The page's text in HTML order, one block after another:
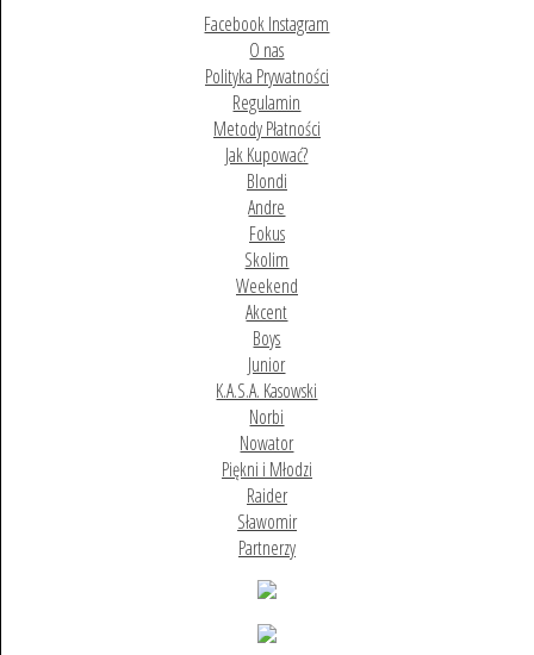
Facebook Instagram
O nas
Polityka Prywatności
Regulamin
Metody Płatności
Jak Kupować?
Blondi
Andre
Fokus
Skolim
Weekend
Akcent
Boys
Junior
K.A.S.A. Kasowski
Norbi
Nowator
Piękni i Młodzi
Raider
Sławomir
Partnerzy